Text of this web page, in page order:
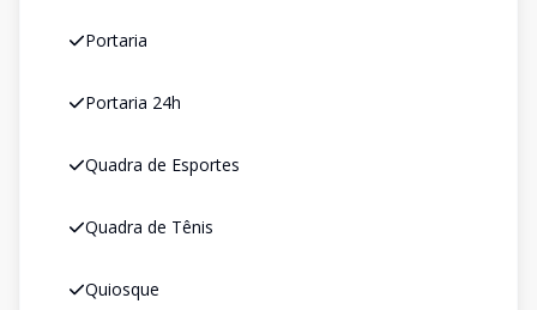
Portaria
Portaria 24h
Quadra de Esportes
Quadra de Tênis
Quiosque